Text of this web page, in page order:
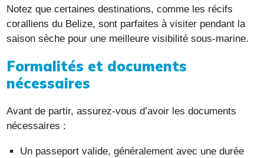
Notez que certaines destinations, comme les récifs
coralliens du Belize, sont parfaites à visiter pendant la
saison sèche pour une meilleure visibilité sous-marine.
Formalités et documents
nécessaires
Avant de partir, assurez-vous d’avoir les documents
nécessaires :
Un passeport valide, généralement avec une durée